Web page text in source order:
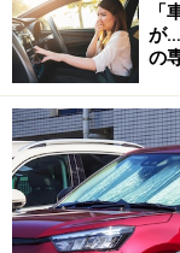
トエアコン、ス
が
の